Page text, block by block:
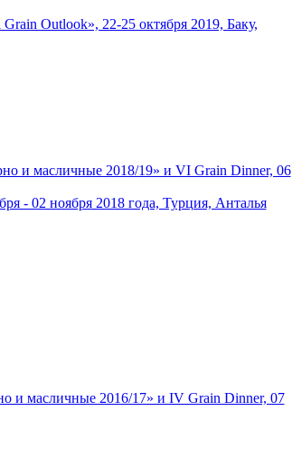
Outlook», 22-25 октября 2019, Баку,
и масличные 2018/19» и VI Grain Dinner, 06
- 02 ноября 2018 года, Турция, Анталья
и масличные 2016/17» и IV Grain Dinner, 07